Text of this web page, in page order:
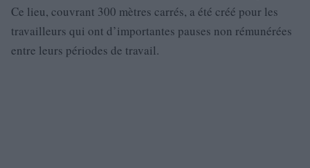
Ce lieu, couvrant 300 mètres carrés, a été créé pour les
travailleurs qui ont d’importantes pauses non rémunérées
entre leurs périodes de travail.